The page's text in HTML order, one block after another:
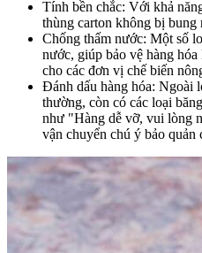
Tính bền chắc: Với khả
thùng carton không bị bung
Chống thấm nước: Một số
nước, giúp bảo vệ hàng
cho các đơn vị chế biến
Đánh dấu hàng hóa: Ngoài
thường, còn có các loại
như "Hàng dễ vỡ, vui lòng
vận chuyển chú ý bảo quản